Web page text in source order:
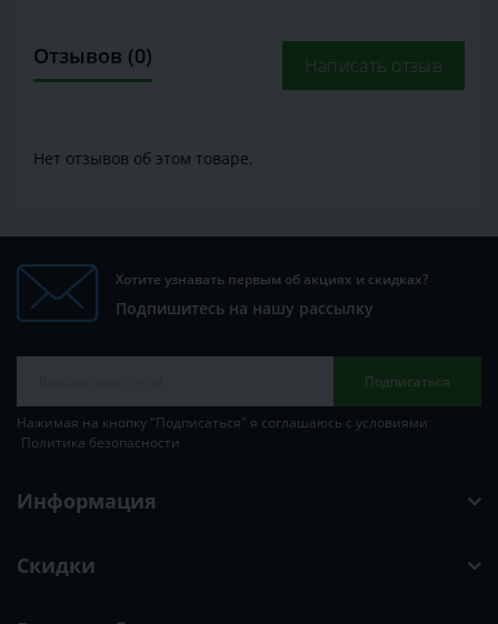
Отзывов (0) Написать отзыв
Нет отзывов об этом товаре.
Хотите узнавать первым об акциях и скидках?
Подпишитесь на нашу рассылку
Подписаться
Нажимая на кнопку "Подписаться" я соглашаюсь с условиями
Политика безопасности
Информация
Скидки